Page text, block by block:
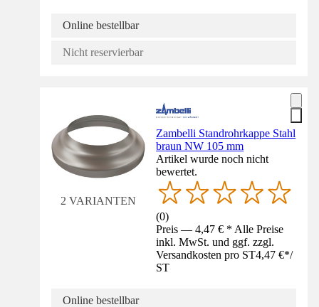
Online bestellbar
Nicht reservierbar
2 VARIANTEN
Zambelli Standrohrkappe Stahl
braun NW 105 mm
Artikel wurde noch nicht
bewertet.
(0)
Preis — 4,47 € * Alle Preise
inkl. MwSt. und ggf. zzgl.
Versandkosten pro ST4,47 €*/
ST
Online bestellbar